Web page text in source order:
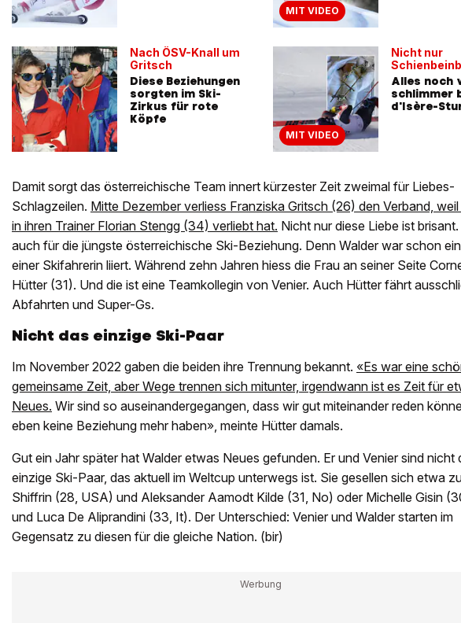
Nach ÖSV-Knall um
Gritsch
Diese Beziehungen
sorgten im Ski-
Zirkus für rote
Köpfe
MIT VIDEO
MIT VIDEO
Nicht nur
Alles noch
schlimmer
d'Isère-
Damit sorgt das österreichische Team innert kürzester Zeit zweimal für Liebes-
Schlagzeilen. Mitte Dezember verliess Franziska Gritsch (26) den Verband,
in ihren Trainer Florian Stengg (34) verliebt hat. Nicht nur diese Liebe ist
auch für die jüngste österreichische Ski-Beziehung. Denn Walder war schon
einer Skifahrerin liiert. Während zehn Jahren hiess die Frau an seiner Seite
Hütter (31). Und die ist eine Teamkollegin von Venier. Auch Hütter fährt
Abfahrten und Super-Gs.
Nicht das einzige Ski-Paar
Im November 2022 gaben die beiden ihre Trennung bekannt. «Es war eine
gemeinsame Zeit, aber Wege trennen sich mitunter, irgendwann ist es Zeit für
Neues. Wir sind so auseinandergegangen, dass wir gut miteinander reden
eben keine Beziehung mehr haben», meinte Hütter damals.
Gut ein Jahr später hat Walder etwas Neues gefunden. Er und Venier sind nicht
einzige Ski-Paar, das aktuell im Weltcup unterwegs ist. Sie gesellen sich etwa
Shiffrin (28, USA) und Aleksander Aamodt Kilde (31, No) oder Michelle Gisin
und Luca De Aliprandini (33, It). Der Unterschied: Venier und Walder starten im
Gegensatz zu diesen für die gleiche Nation. (bir)